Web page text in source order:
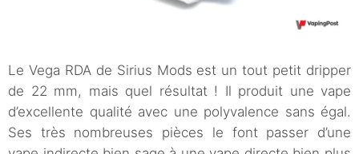
Le Vega RDA de Sirius Mods est un tout petit dripper
de 22 mm, mais quel résultat ! Il produit une vape
d’excellente qualité avec une polyvalence sans égal.
Ses très nombreuses pièces le font passer d’une